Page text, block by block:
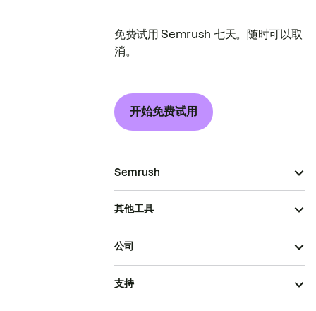
免费试用 Semrush 七天。随时可以取
消。
开始免费试用
Semrush
其他工具
公司
支持